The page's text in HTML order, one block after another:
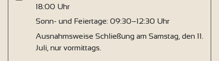
18:00 Uhr
Sonn- und Feiertage: 09:30–12:30 Uhr
Ausnahmsweise Schließung am Samstag, den 11.
Juli, nur vormittags.